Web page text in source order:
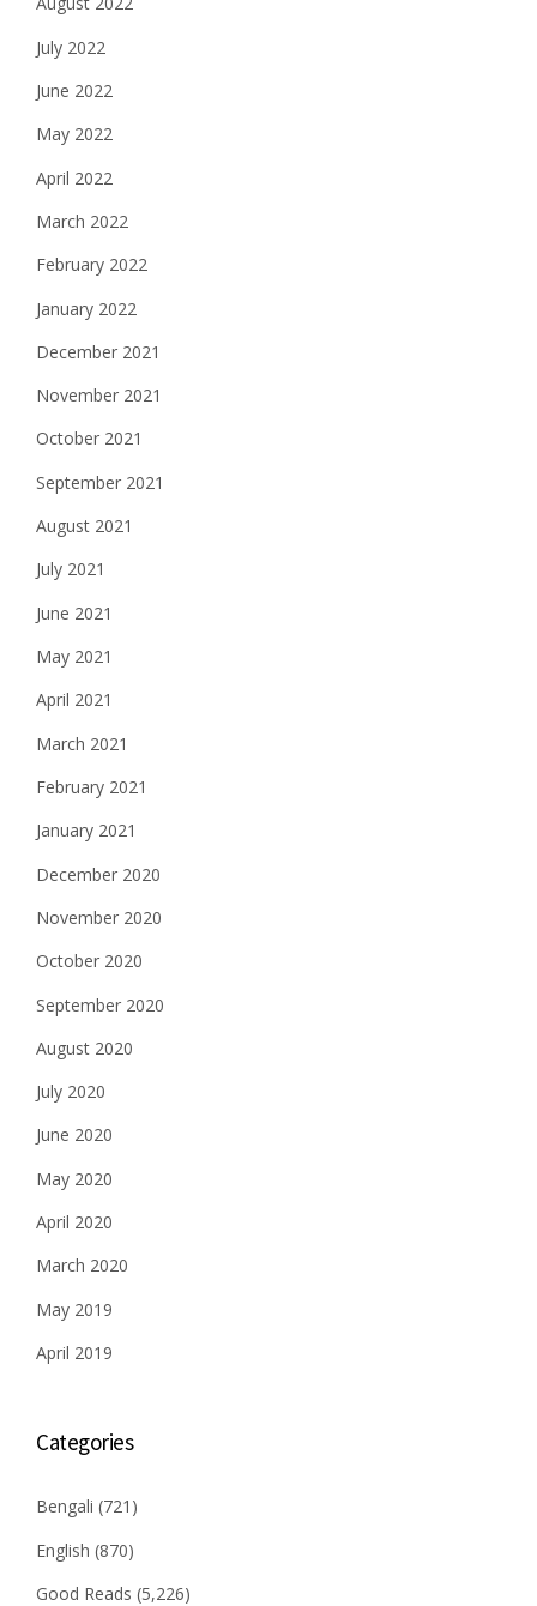
July 2022
June 2022
May 2022
April 2022
March 2022
February 2022
January 2022
December 2021
November 2021
October 2021
September 2021
August 2021
July 2021
June 2021
May 2021
April 2021
March 2021
February 2021
January 2021
December 2020
November 2020
October 2020
September 2020
August 2020
July 2020
June 2020
May 2020
April 2020
March 2020
May 2019
April 2019
Categories
Bengali (721)
English (870)
Good Reads (5,226)